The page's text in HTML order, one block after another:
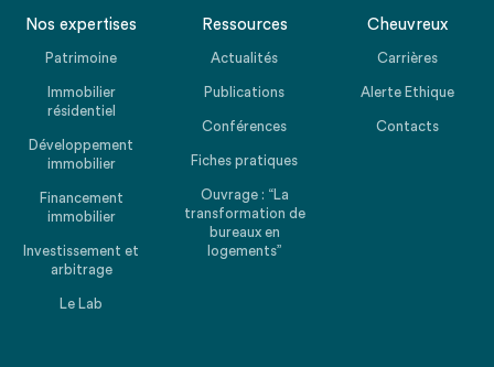
Nos expertises
Patrimoine
Immobilier
résidentiel
Développement
immobilier
Financement
immobilier
Investissement et
arbitrage
Le Lab
Ressources
Actualités
Publications
Conférences
Fiches pratiques
Ouvrage : “La
transformation de
bureaux en
logements”
Cheuvreux
Carrières
Alerte Ethique
Contacts